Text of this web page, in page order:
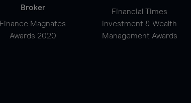
Broker
Finance Magnates
Awards 2020
Financial Times
Investment & Wealth
Management Awards